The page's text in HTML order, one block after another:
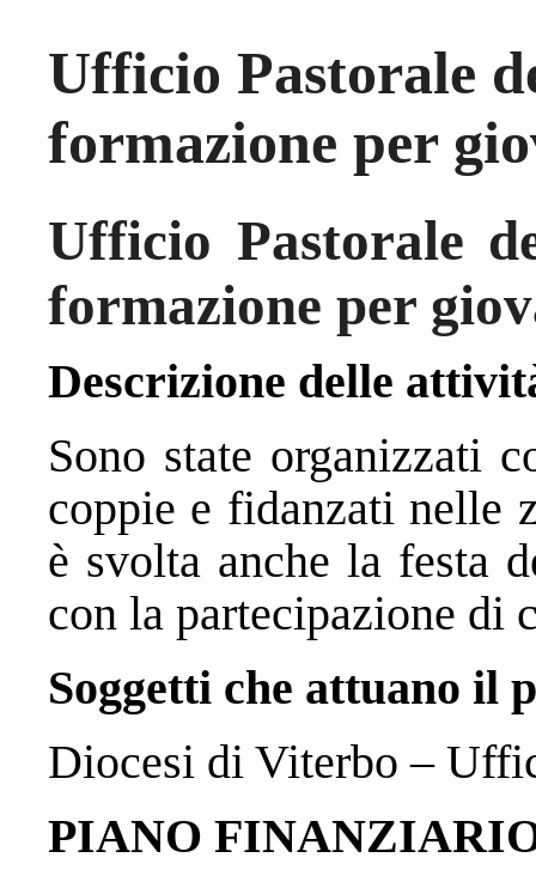
Ufficio Pastorale
formazione per
Ufficio Pastorale
formazione per
Descrizione delle
Sono state organizzati
coppie e fidanzati nelle
è svolta anche la festa
con la partecipazione di
Soggetti che attuano il
Diocesi di Viterbo –
PIANO